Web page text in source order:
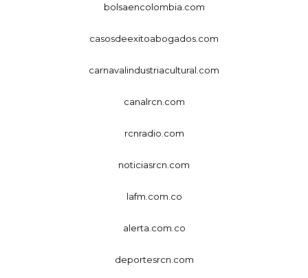
bolsaencolombia.com
casosdeexitoabogados.com
carnavalindustriacultural.com
canalrcn.com
rcnradio.com
noticiasrcn.com
lafm.com.co
alerta.com.co
deportesrcn.com